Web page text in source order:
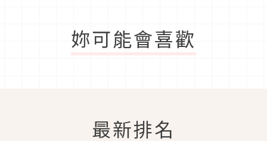
妳可能會喜歡
最新排名